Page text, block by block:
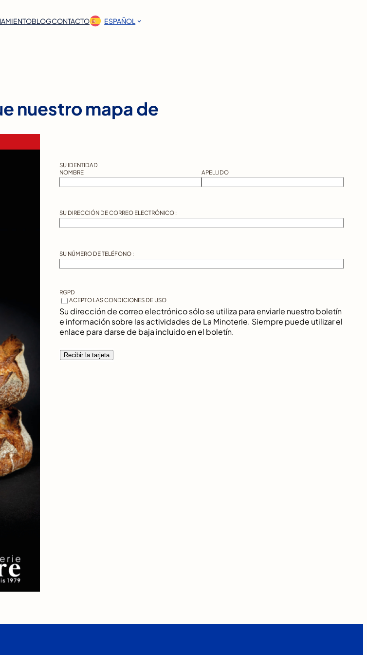
BLOGCONTACTO ESPAÑOL
nuestro mapa de
SU IDENTIDAD
NOMBRE
APELLIDO
SU DIRECCIÓN DE CORREO ELECTRÓNICO :
SU NÚMERO DE TELÉFONO :
RGPD
ACEPTO LAS CONDICIONES DE USO
Su dirección de correo electrónico sólo se utiliza para enviarle nuestro boletín
e información sobre las actividades de La Minoterie. Siempre puede utilizar el
enlace para darse de baja incluido en el boletín.
Recibir la tarjeta